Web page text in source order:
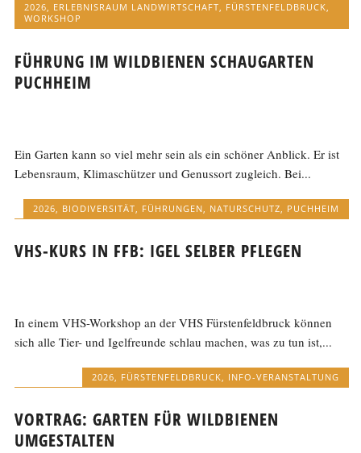
2026, ERLEBNISRAUM LANDWIRTSCHAFT, FÜRSTENFELDBRUCK,
WORKSHOP
FÜHRUNG IM WILDBIENEN SCHAUGARTEN
PUCHHEIM
Ein Garten kann so viel mehr sein als ein schöner Anblick. Er ist
Lebensraum, Klimaschützer und Genussort zugleich. Bei...
2026 BIODIVERSITÄT FÜHRUNGEN NATURSCHUTZ PUCHHEIM
VHS-KURS IN FFB: IGEL SELBER PFLEGEN
In einem VHS-Workshop an der VHS Fürstenfeldbruck können
sich alle Tier- und Igelfreunde schlau machen, was zu tun ist,...
2026, FÜRSTENFELDBRUCK, INFO-VERANSTALTUNG
VORTRAG: GARTEN FÜR WILDBIENEN
UMGESTALTEN